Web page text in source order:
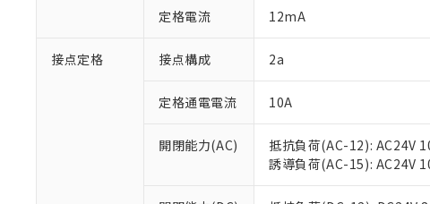
定格電流 12mA
接点定格 接点構成 2a
定格通電電流 10A
開閉能力(AC)
抵抗負荷(AC-12): AC24V
誘導負荷(AC-15): AC24V
い。
正式な納期状況お
当社販売員にご
オムロン制御機
但し、RoHS指令で産業用監視
※2 対応予定月
「○」：最大均質材料
「×」：最大均質材料
*中国RoHS10物質の基準値
Pb(鉛) :1000ppm、 Hg(水銀) :
Cr(Ⅵ)(六価クロム) : 1000ppm
DBP(フタル酸ジブチル) :
DEHP(フタル酸ビス(2-エチル
※2 環境保護使用期
当社は、これら貴
当社は貴社製品を
置等に一切使用
当社は、貴社製品
また当社は、販売
号
○ 一定数以上の
△ 一定数には満